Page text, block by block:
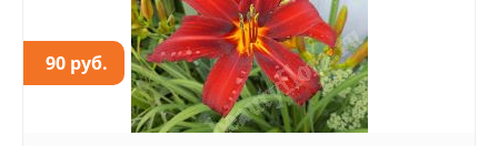
90 руб.